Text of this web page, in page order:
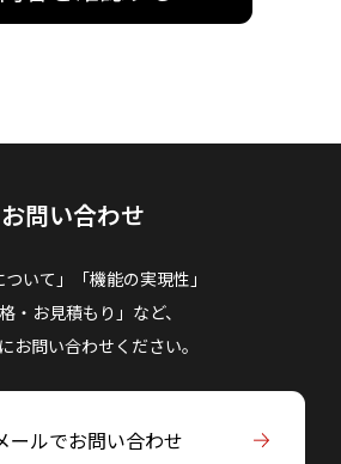
お問い合わせ
ついて」「機能の実現性」
格・お見積もり」など、
お問い合わせください。
ールでお問い合わせ